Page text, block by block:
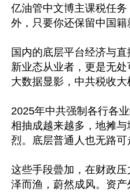
亿油管中文博主课税任
外，只要你还保留中国籍
国内的底层平台经济与
新业态从业者，更是无
大数据显影，中共税收大
2025年中共强制各行各
相抽成越来越多，地摊
烈。底层普通人也无路可
这些手段曡加，在财政
泽而渔，蔚然成风。资